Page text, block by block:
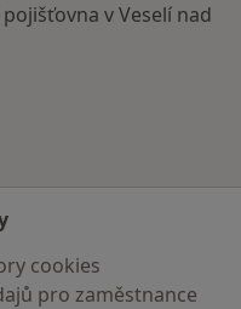
v Veselí nad
cookies
pro zaměstnance